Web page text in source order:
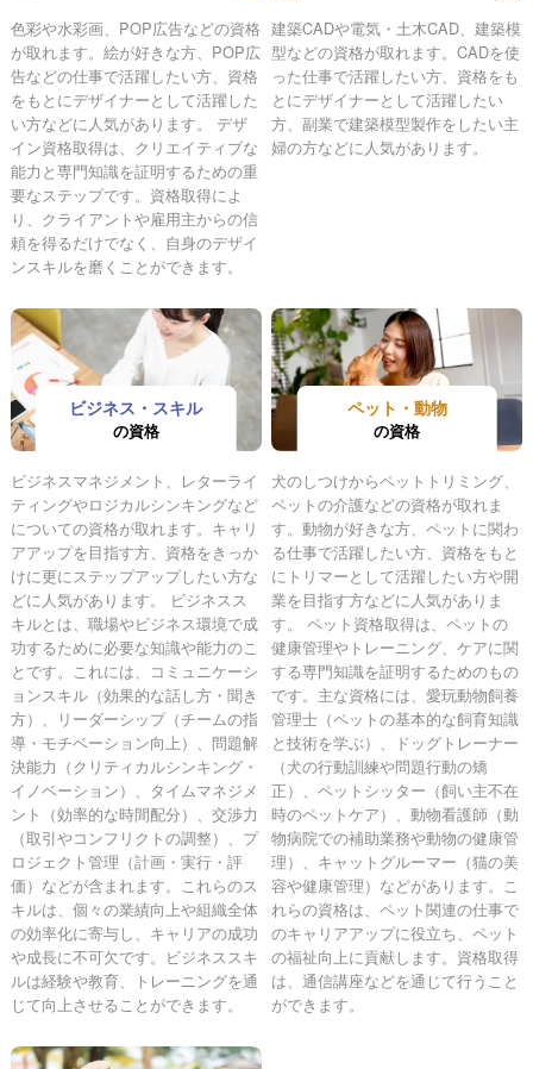
色彩や水彩画、POP広告などの資格
が取れます。絵が好きな方、POP広
告などの仕事で活躍したい方、資格
をもとにデザイナーとして活躍した
い方などに人気があります。 デザ
イン資格取得は、クリエイティブな
能力と専門知識を証明するための重
要なステップです。資格取得によ
り、クライアントや雇用主からの信
頼を得るだけでなく、自身のデザイ
ンスキルを磨くことができます。
建築CADや電気・土木CAD、建築模
型などの資格が取れます。CADを使
った仕事で活躍したい方、資格をも
とにデザイナーとして活躍したい
方、副業で建築模型製作をしたい主
婦の方などに人気があります。
ビジネス・スキル
の資格
ビジネスマネジメント、レターライ
ティングやロジカルシンキングなど
についての資格が取れます。キャリ
アアップを目指す方、資格をきっか
けに更にステップアップしたい方な
どに人気があります。 ビジネスス
キルとは、職場やビジネス環境で成
功するために必要な知識や能力のこ
とです。これには、コミュニケーシ
ョンスキル（効果的な話し方・聞き
方）、リーダーシップ（チームの指
導・モチベーション向上）、問題解
決能力（クリティカルシンキング・
イノベーション）、タイムマネジメ
ント（効率的な時間配分）、交渉力
（取引やコンフリクトの調整）、プ
ロジェクト管理（計画・実行・評
価）などが含まれます。これらのス
キルは、個々の業績向上や組織全体
の効率化に寄与し、キャリアの成功
や成長に不可欠です。ビジネススキ
ルは経験や教育、トレーニングを通
じて向上させることができます。
ペット・動物
の資格
犬のしつけからペットトリミング、
ペットの介護などの資格が取れま
す。動物が好きな方、ペットに関わ
る仕事で活躍したい方、資格をもと
にトリマーとして活躍したい方や開
業を目指す方などに人気がありま
す。 ペット資格取得は、ペットの
健康管理やトレーニング、ケアに関
する専門知識を証明するためのもの
です。主な資格には、愛玩動物飼養
管理士（ペットの基本的な飼育知識
と技術を学ぶ）、ドッグトレーナー
（犬の行動訓練や問題行動の矯
正）、ペットシッター（飼い主不在
時のペットケア）、動物看護師（動
物病院での補助業務や動物の健康管
理）、キャットグルーマー（猫の美
容や健康管理）などがあります。こ
れらの資格は、ペット関連の仕事で
のキャリアアップに役立ち、ペット
の福祉向上に貢献します。資格取得
は、通信講座などを通じて行うこと
ができます。